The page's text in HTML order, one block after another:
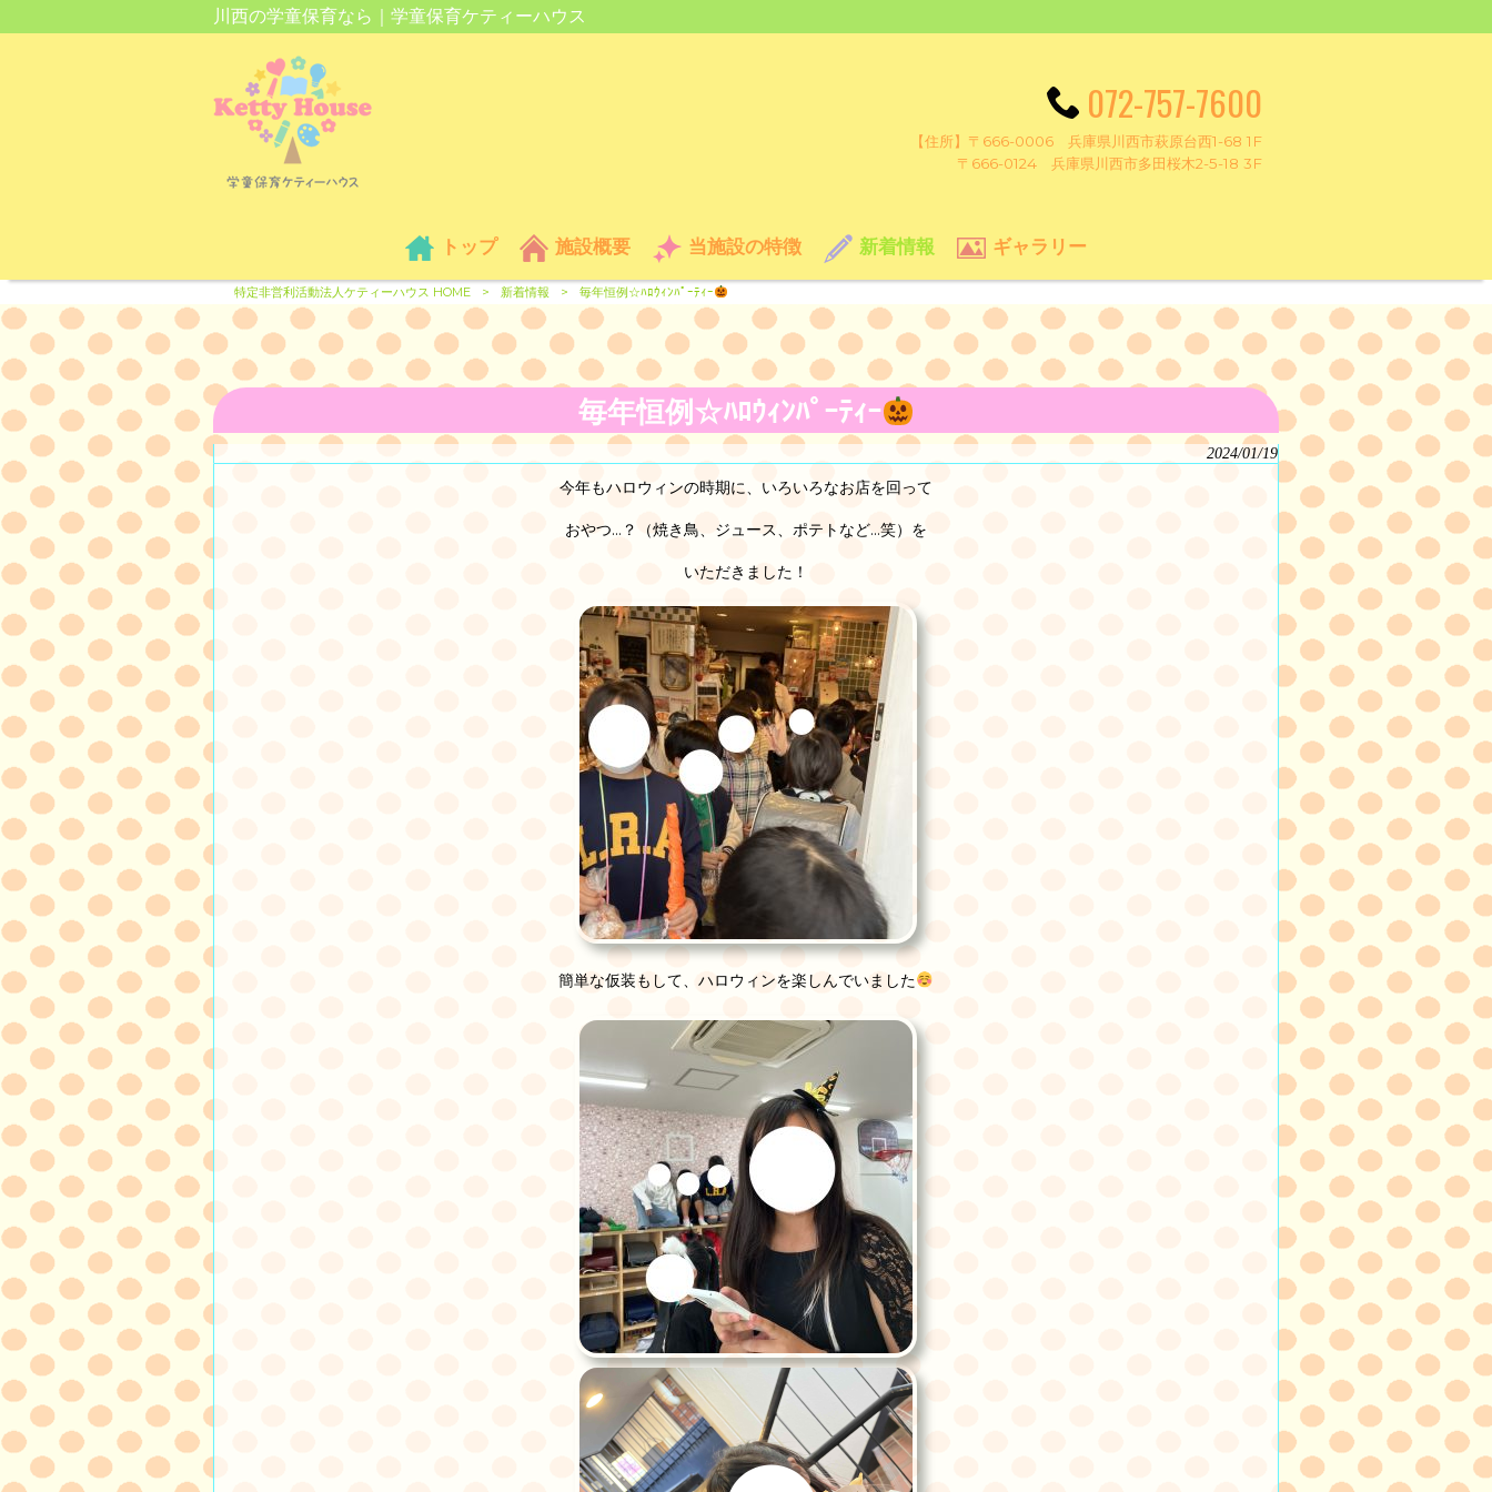
川西の学童保育なら｜学童保育ケティーハウス
072-757-7600
【住所】〒666-0006 兵庫県川西市萩原台西1-68 1F
〒666-0124 兵庫県川西市多田桜木2-5-18 3F
トップ 施設概要 当施設の特徴 新着情報 ギャラリー
特定非営利活動法人ケティーハウス HOME > 新着情報 > 毎年恒例☆ﾊﾛｳｨﾝﾊﾟｰﾃｨｰ
毎年恒例☆ﾊﾛｳｨﾝﾊﾟｰﾃｨｰ
2024/01/19
今年もハロウィンの時期に、いろいろなお店を回って
おやつ…？（焼き鳥、ジュース、ポテトなど…笑）を
いただきました！
簡単な仮装もして、ハロウィンを楽しんでいました